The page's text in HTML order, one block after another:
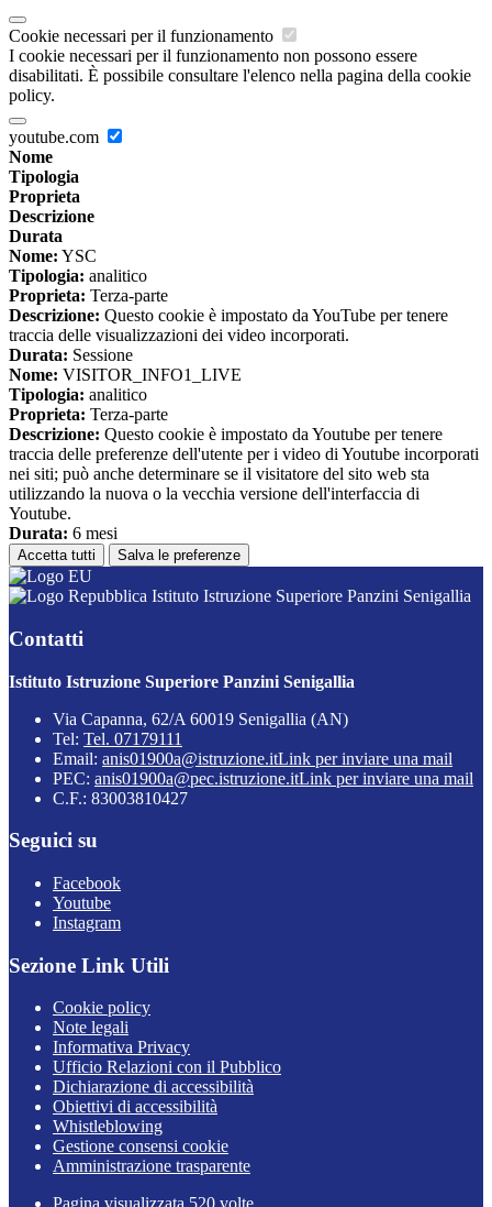
Cookie necessari per il funzionamento
I cookie necessari per il funzionamento non possono essere
disabilitati. È possibile consultare l'elenco nella pagina della cookie
policy.
youtube.com
Nome
Tipologia
Proprieta
Descrizione
Durata
Nome: YSC
Tipologia: analitico
Proprieta: Terza-parte
Descrizione: Questo cookie è impostato da YouTube per tenere
traccia delle visualizzazioni dei video incorporati.
Durata: Sessione
Nome: VISITOR_INFO1_LIVE
Tipologia: analitico
Proprieta: Terza-parte
Descrizione: Questo cookie è impostato da Youtube per tenere
traccia delle preferenze dell'utente per i video di Youtube incorporati
nei siti; può anche determinare se il visitatore del sito web sta
utilizzando la nuova o la vecchia versione dell'interfaccia di
Youtube.
Durata: 6 mesi
Accetta tutti Salva le preferenze
Istituto Istruzione Superiore Panzini Senigallia
Contatti
Istituto Istruzione Superiore Panzini Senigallia
Via Capanna, 62/A 60019 Senigallia (AN)
Tel: Tel. 07179111
Email: anis01900a@istruzione.itLink per inviare una mail
PEC: anis01900a@pec.istruzione.itLink per inviare una mail
C.F.: 83003810427
Seguici su
Facebook
Youtube
Instagram
Sezione Link Utili
Cookie policy
Note legali
Informativa Privacy
Ufficio Relazioni con il Pubblico
Dichiarazione di accessibilità
Obiettivi di accessibilità
Whistleblowing
Gestione consensi cookie
Amministrazione trasparente